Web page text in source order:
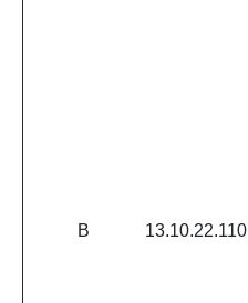
В 13.10.22.110